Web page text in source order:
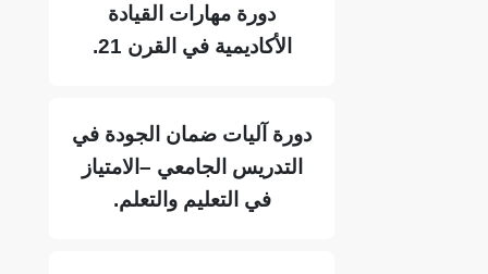
دورة مهارات القيادة
الأكاديمية في القرن 21.
دورة آليات ضمان الجودة في
التدريس الجامعي –الامتياز
في التعليم والتعلم.